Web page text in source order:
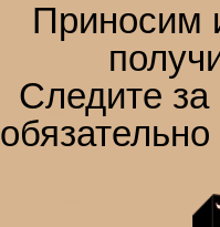
Приносим
Следите